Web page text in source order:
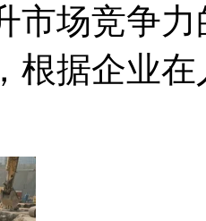
市场竞争
根据企业